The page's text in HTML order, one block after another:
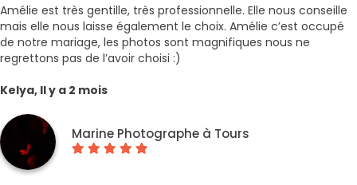
Amélie est très gentille, très professionnelle. Elle nous conseille
mais elle nous laisse également le choix. Amélie c’est occupé
de notre mariage, les photos sont magnifiques nous ne
regrettons pas de l’avoir choisi :)
Kelya, Il y a 2 mois
Marine Photographe à Tours